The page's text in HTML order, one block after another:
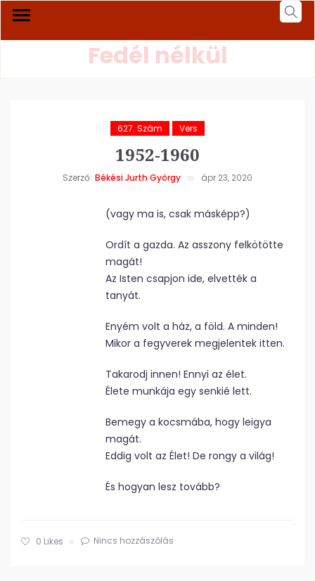
Fedél nélkül
627. Szám Vers
1952-1960
Szerző: Békési Jurth György ápr 23, 2020
(vagy ma is, csak másképp?)
Ordít a gazda. Az asszony felkötötte
magát!
Az Isten csapjon ide, elvették a
tanyát.
Enyém volt a ház, a föld. A minden!
Mikor a fegyverek megjelentek itten.
Takarodj innen! Ennyi az élet.
Élete munkája egy senkié lett.
Bemegy a kocsmába, hogy leigya
magát.
Eddig volt az Élet! De rongy a világ!
És hogyan lesz tovább?
0 Likes Nincs hozzászólás